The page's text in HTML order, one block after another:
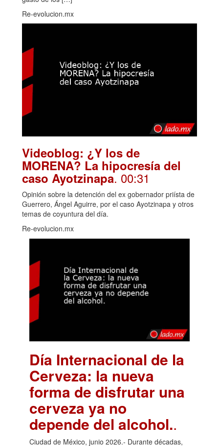
Re-evolucion.mx
Videoblog: ¿Y los de
MORENA? La hipocresía del
caso Ayotzinapa. 00:31
Opinión sobre la detención del ex gobernador priísta de
Guerrero, Ángel Aguirre, por el caso Ayotzinapa y otros
temas de coyuntura del día.
Re-evolucion.mx
Día Internacional de la
Cerveza: la nueva
forma de disfrutar una
cerveza ya no
depende del alcohol..
Ciudad de México, junio 2026.- Durante décadas,